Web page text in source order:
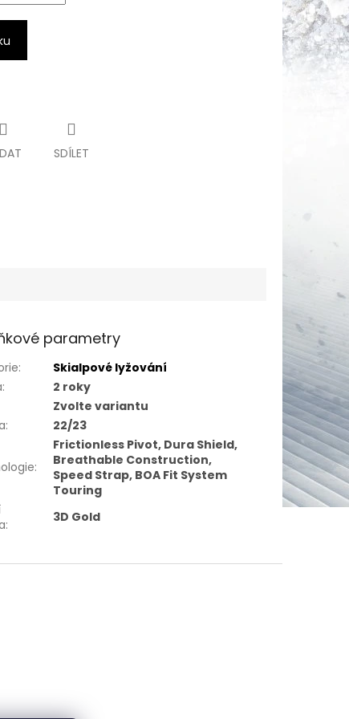
SDÍLET
parametry
:
Skialpové lyžování
:
2 roky
Zvolte variantu
: 22/23
:
Frictionless Pivot, Dura Shield,
Breathable Construction,
Speed Strap, BOA Fit System
Touring
: 3D Gold